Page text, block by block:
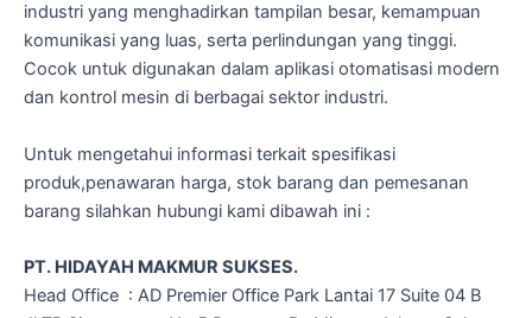
industri yang menghadirkan tampilan besar, kemampuan
komunikasi yang luas, serta perlindungan yang tinggi.
Cocok untuk digunakan dalam aplikasi otomatisasi modern
dan kontrol mesin di berbagai sektor industri.
Untuk mengetahui informasi terkait spesifikasi
produk,penawaran harga, stok barang dan pemesanan
barang silahkan hubungi kami dibawah ini :
PT. HIDAYAH MAKMUR SUKSES.
Head Office : AD Premier Office Park Lantai 17 Suite 04 B